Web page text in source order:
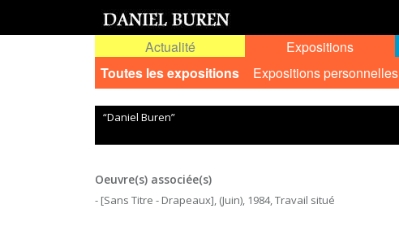
Actualité
Expositions
Toutes les expositions
Expositions personnelles
“Daniel Buren”
Oeuvre(s) associée(s)
- [Sans Titre - Drapeaux], (Juin), 1984, Travail situé